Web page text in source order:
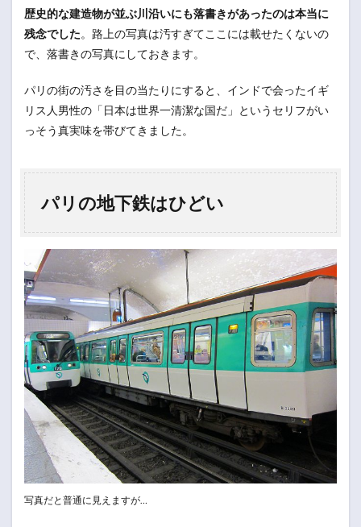
歴史的な建造物が並ぶ川沿いにも落書きがあったのは本当に
残念でした。路上の写真は汚すぎてここには載せたくないの
で、落書きの写真にしておきます。
パリの街の汚さを目の当たりにすると、インドで会ったイギ
リス人男性の「日本は世界一清潔な国だ」というセリフがい
っそう真実味を帯びてきました。
パリの地下鉄はひどい
写真だと普通に見えますが…